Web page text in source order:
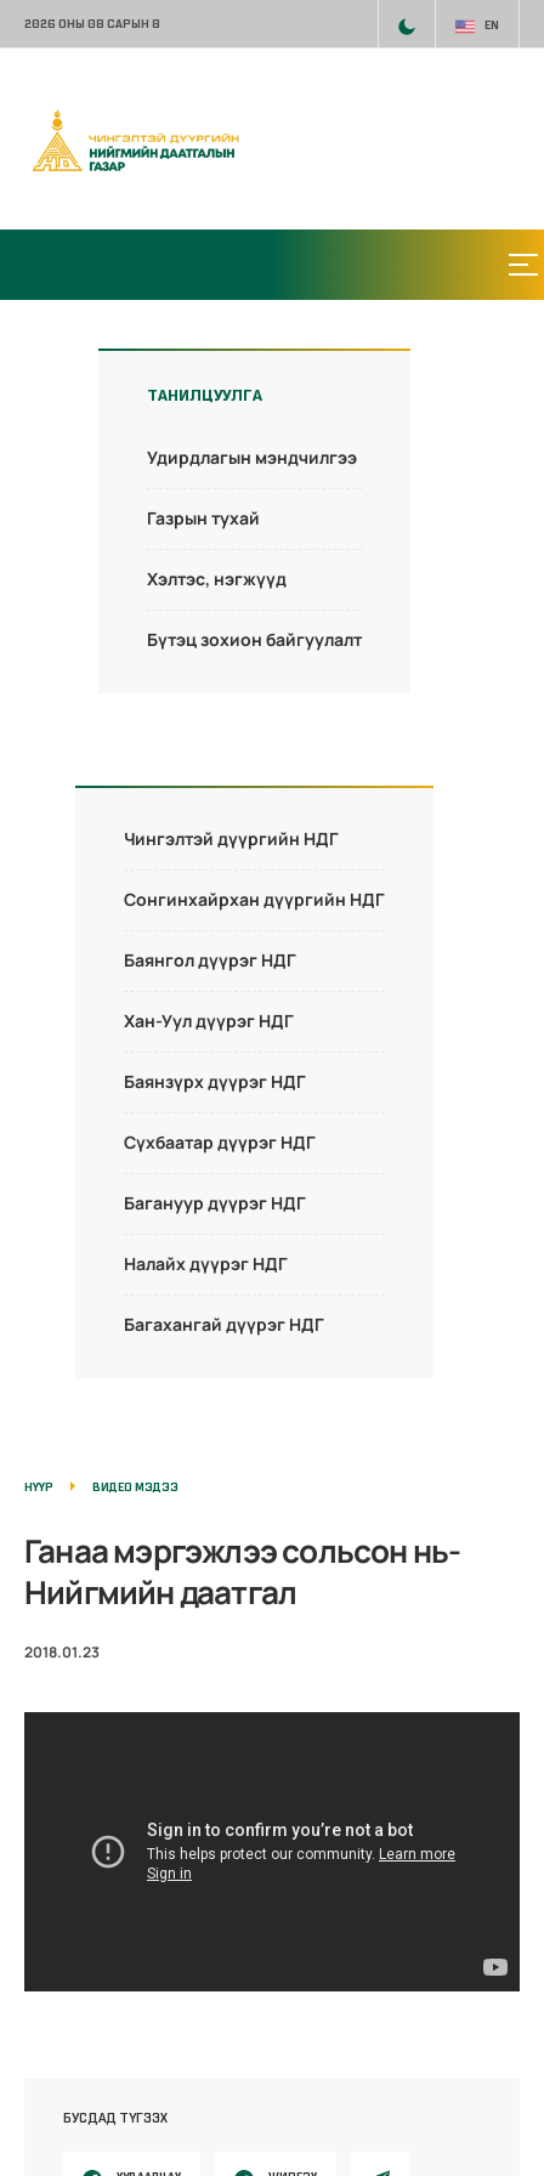
2026 ОНЫ 08 САРЫН 8 EN
ТАНИЛЦУУЛГА
Удирдлагын мэндчилгээ
Газрын тухай
Хэлтэс, нэгжүүд
Бүтэц зохион байгуулалт
Чингэлтэй дүүргийн НДГ
Сонгинхайрхан дүүргийн НДГ
Баянгол дүүрэг НДГ
Хан-Уул дүүрэг НДГ
Баянзүрх дүүрэг НДГ
Сүхбаатар дүүрэг НДГ
Багануур дүүрэг НДГ
Налайх дүүрэг НДГ
Багахангай дүүрэг НДГ
НҮҮР ВИДЕО МЭДЭЭ
Ганаа мэргэжлээ сольсон нь-
Нийгмийн даатгал
2018.01.23
БУСДАД ТҮГЭЭХ